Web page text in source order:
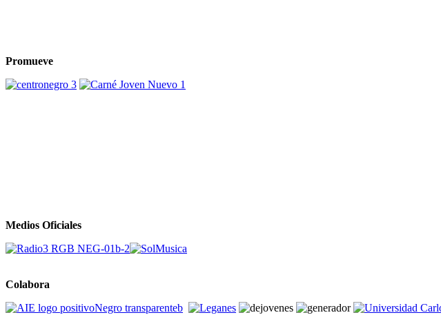
Promueve
Medios Oficiales
Colabora